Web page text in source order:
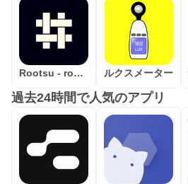
Rootsu - root validator ルクスメーター
過去24時間で人気のアプリ